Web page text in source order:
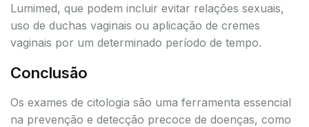
Lumimed, que podem incluir evitar relações sexuais,
uso de duchas vaginais ou aplicação de cremes
vaginais por um determinado período de tempo.
Conclusão
Os exames de citologia são uma ferramenta essencial
na prevenção e detecção precoce de doenças, como